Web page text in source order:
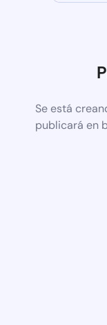
Se está
publicará en